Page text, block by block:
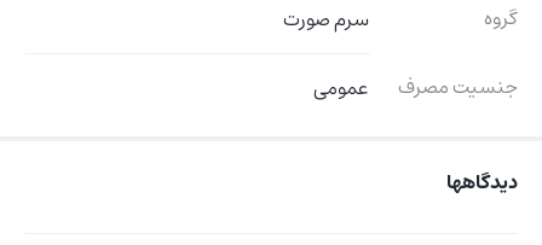
گروه
سرم صورت
جنسیت مصرف
عمومی
دیدگاهها